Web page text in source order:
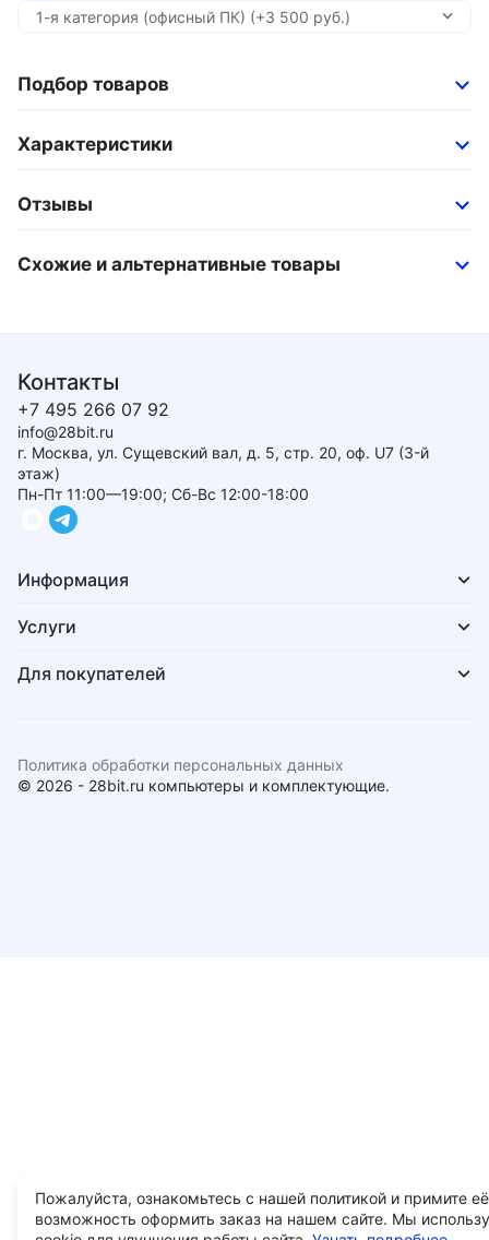
Подбор товаров
Характеристики
Отзывы
Схожие и альтернативные товары
Контакты
+7 495 266 07 92
info@28bit.ru
г. Москва, ул. Сущевский вал, д. 5, стр. 20, оф. U7 (3-й
этаж)
Пн-Пт 11:00—19:00; Сб-Вс 12:00-18:00
Информация
Услуги
Для покупателей
© 2026 - 28bit.ru компьютеры и комплектующие.
Политика обработки персональных данных
Пожалуйста, ознакомьтесь с нашей политикой и примите
возможность оформить заказ на нашем сайте. Мы